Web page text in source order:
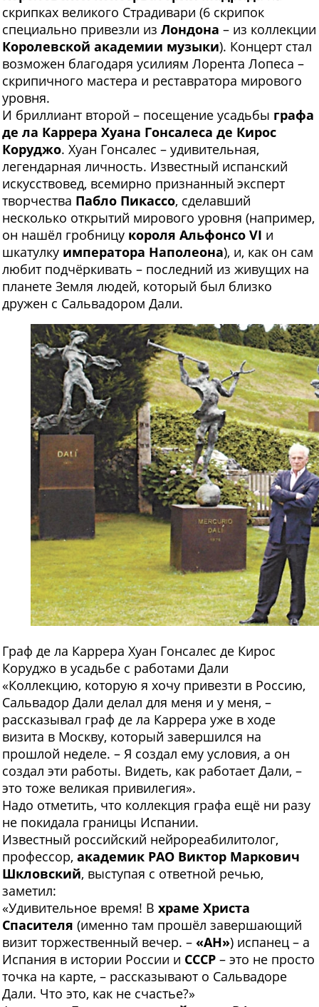
скрипках великого Страдивари (6 скрипок
специально привезли из Лондона – из коллекции
Королевской академии музыки). Концерт стал
возможен благодаря усилиям Лорента Лопеса –
скрипичного мастера и реставратора мирового
уровня.
И бриллиант второй – посещение усадьбы графа
де ла Каррера Хуана Гонсалеса де Кирос
Коруджо. Хуан Гонсалес – удивительная,
легендарная личность. Известный испанский
искусствовед, всемирно признанный эксперт
творчества Пабло Пикассо, сделавший
несколько открытий мирового уровня (например,
он нашёл гробницу короля Альфонсо VI и
шкатулку императора Наполеона), и, как он сам
любит подчёркивать – последний из живущих на
планете Земля людей, который был близко
дружен с Сальвадором Дали.
Граф де ла Каррера Хуан Гонсалес де Кирос
Коруджо в усадьбе с работами Дали
«Коллекцию, которую я хочу привезти в Россию,
Сальвадор Дали делал для меня и у меня, –
рассказывал граф де ла Каррера уже в ходе
визита в Москву, который завершился на
прошлой неделе. – Я создал ему условия, а он
создал эти работы. Видеть, как работает Дали, –
это тоже великая привилегия».
Надо отметить, что коллекция графа ещё ни разу
не покидала границы Испании.
Известный российский нейрореабилитолог,
профессор, академик РАО Виктор Маркович
Шкловский, выступая с ответной речью,
заметил:
«Удивительное время! В храме Христа
Спасителя (именно там прошёл завершающий
визит торжественный вечер. – «АН») испанец – а
Испания в истории России и СССР – это не просто
точка на карте, – рассказывают о Сальвадоре
Дали. Что это, как не счастье?»